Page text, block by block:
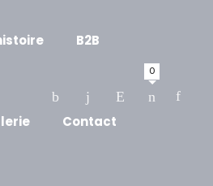
B2B
Contact
0